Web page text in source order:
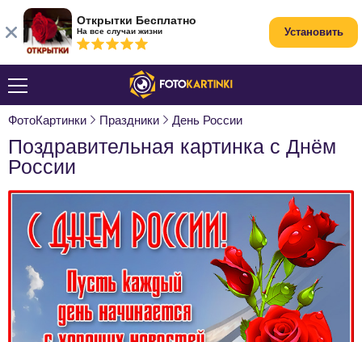
ФотоКартинки Праздники День России
Поздравительная картинка с Днём
России
Открытки Бесплатно
На все случаи жизни Установить